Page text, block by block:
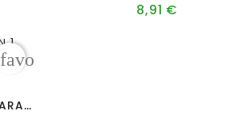
8,91 €
PALETTA PER LETTIERA 2 IN 1 ARANCIONE
favorite_border